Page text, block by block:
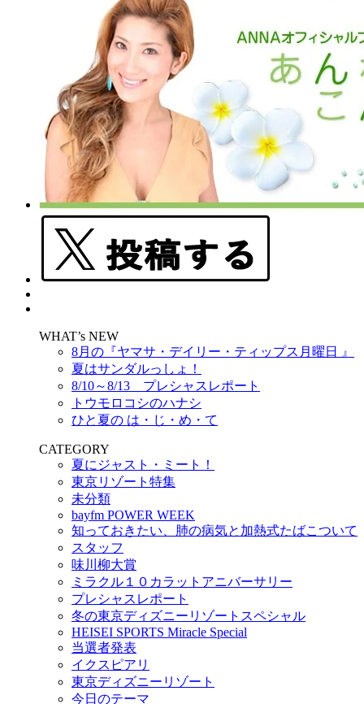
WHAT’s NEW
8月の『ヤマサ・デイリー・ティップス月曜日 』
夏はサンダルっしょ！
8/10～8/13 プレシャスレポート
トウモロコシのハナシ
ひと夏の は・じ・め・て
CATEGORY
夏にジャスト・ミート！
東京リゾート特集
未分類
bayfm POWER WEEK
知っておきたい、肺の病気と加熱式たばこついて
スタッフ
味川柳大賞
ミラクル１０カラットアニバーサリー
プレシャスレポート
冬の東京ディズニーリゾートスペシャル
HEISEI SPORTS Miracle Special
当選者発表
イクスピアリ
東京ディズニーリゾート
今日のテーマ